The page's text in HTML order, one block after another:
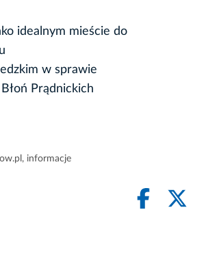
idealnym mieście do
w sprawie
Prądnickich
, informacje